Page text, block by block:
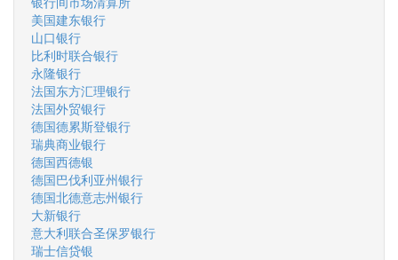
美国建东银行
山口银行
比利时联合银行
永隆银行
法国东方汇理银行
法国外贸银行
德国德累斯登银行
瑞典商业银行
德国西德银
德国巴伐利亚州银行
德国北德意志州银行
大新银行
意大利联合圣保罗银行
瑞士信贷银